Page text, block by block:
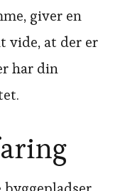
giver en
vide, at der er
har din